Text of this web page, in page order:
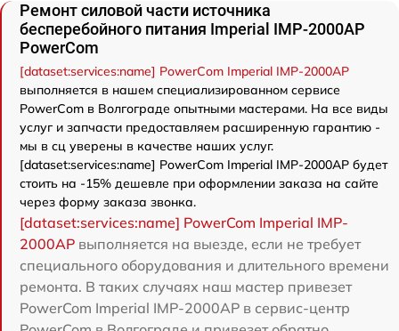
Ремонт силовой части источника
бесперебойного питания Imperial IMP-2000AP
PowerCom
[dataset:services:name] PowerCom Imperial IMP-2000AP
выполняется в нашем специализированном сервисе
PowerCom в Волгограде опытными мастерами. На все виды
услуг и запчасти предоставляем расширенную гарантию -
мы в сц уверены в качестве наших услуг.
[dataset:services:name] PowerCom Imperial IMP-2000AP будет
стоить на -15% дешевле при оформлении заказа на сайте
через форму заказа звонка.
[dataset:services:name] PowerCom Imperial IMP-
2000AP выполняется на выезде, если не требует
специального оборудования и длительного времени
ремонта. В таких случаях наш мастер привезет
PowerCom Imperial IMP-2000AP в сервис-центр